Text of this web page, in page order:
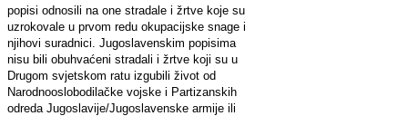
popisi odnosili na one stradale i žrtve koje su
uzrokovale u prvom redu okupacijske snage i
njihovi suradnici. Jugoslavenskim popisima
nisu bili obuhvaćeni stradali i žrtve koji su u
Drugom svjetskom ratu izgubili život od
Narodnooslobodilačke vojske i Partizanskih
odreda Jugoslavije/Jugoslavenske armije ili